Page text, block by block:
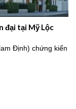
đại tại Mỹ Lộc
Định) chứng kiến